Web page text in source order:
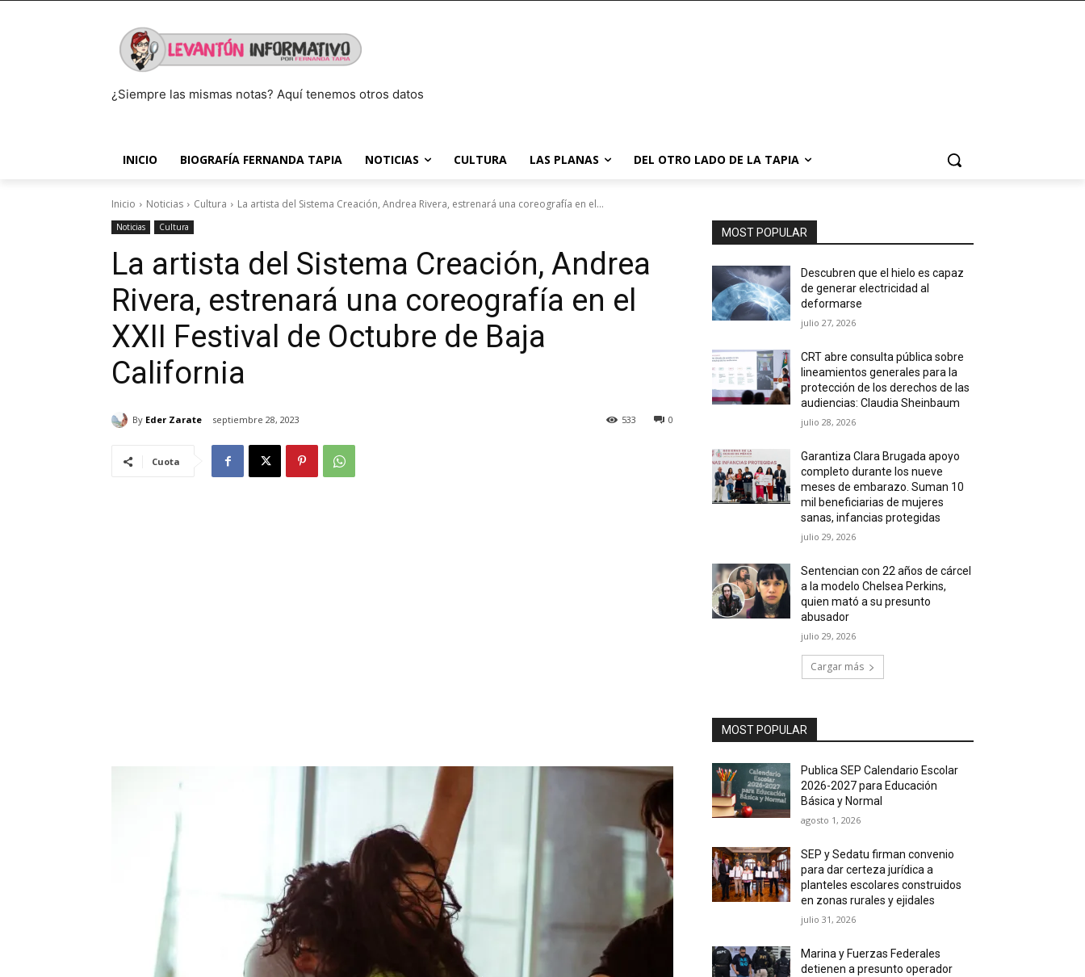
¿Siempre las mismas notas? Aquí tenemos otros datos
INICIO BIOGRAFÍA FERNANDA TAPIA NOTICIAS CULTURA LAS PLANAS DEL OTRO LADO DE LA TAPIA
Inicio Noticias Cultura La artista del Sistema Creación, Andrea Rivera, estrenará una coreografía en el...
Noticias Cultura
La artista del Sistema Creación, Andrea
Rivera, estrenará una coreografía en el
XXII Festival de Octubre de Baja
California
By Eder Zarate septiembre 28, 2023 0
533
Cuota
MOST POPULAR
Descubren que el hielo es capaz
de generar electricidad al
deformarse
julio 27, 2026
CRT abre consulta pública sobre
lineamientos generales para la
protección de los derechos de las
audiencias: Claudia Sheinbaum
julio 28, 2026
Garantiza Clara Brugada apoyo
completo durante los nueve
meses de embarazo. Suman 10
mil beneficiarias de mujeres
sanas, infancias protegidas
julio 29, 2026
Sentencian con 22 años de cárcel
a la modelo Chelsea Perkins,
quien mató a su presunto
abusador
julio 29, 2026
Cargar más
MOST POPULAR
Publica SEP Calendario Escolar
2026-2027 para Educación
Básica y Normal
agosto 1, 2026
SEP y Sedatu firman convenio
para dar certeza jurídica a
planteles escolares construidos
en zonas rurales y ejidales
julio 31, 2026
Marina y Fuerzas Federales
detienen a presunto operador